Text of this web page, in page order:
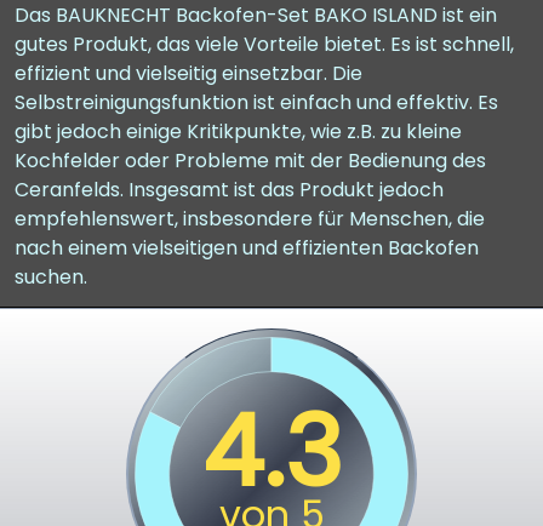
Das BAUKNECHT Backofen-Set BAKO ISLAND ist ein
gutes Produkt, das viele Vorteile bietet. Es ist schnell,
effizient und vielseitig einsetzbar. Die
Selbstreinigungsfunktion ist einfach und effektiv. Es
gibt jedoch einige Kritikpunkte, wie z.B. zu kleine
Kochfelder oder Probleme mit der Bedienung des
Ceranfelds. Insgesamt ist das Produkt jedoch
empfehlenswert, insbesondere für Menschen, die
nach einem vielseitigen und effizienten Backofen
suchen.